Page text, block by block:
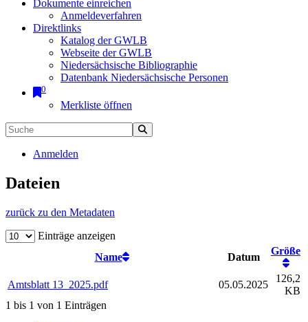
Dokumente einreichen
Anmeldeverfahren
Direktlinks
Katalog der GWLB
Webseite der GWLB
Niedersächsische Bibliographie
Datenbank Niedersächsische Personen
0
Merkliste öffnen
Anmelden
Dateien
zurück zu den Metadaten
Einträge anzeigen
Name
Datum
Größe
Amtsblatt 13_2025.pdf 05.05.2025
126,2
KB
1 bis 1 von 1 Einträgen